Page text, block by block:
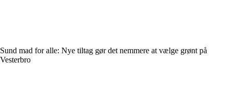
Sund mad for alle: Nye tiltag gør det nemmere at vælge grønt på
Vesterbro